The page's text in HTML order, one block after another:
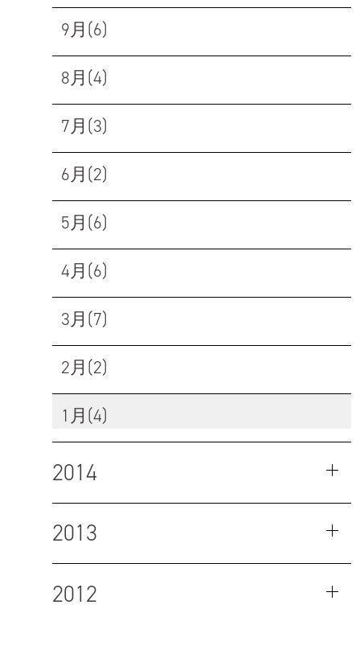
9月(6)
8月(4)
7月(3)
6月(2)
5月(6)
4月(6)
3月(7)
2月(2)
1月(4)
2014
2013
2012